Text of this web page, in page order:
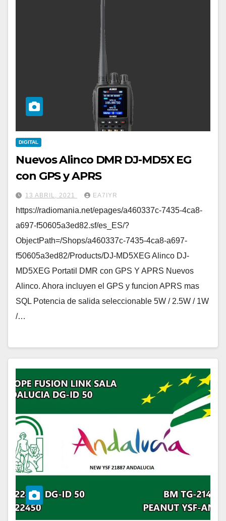
DIGITAL
Nuevos Alinco DMR DJ-MD5X EG
con GPS y APRS
13 ABRIL, 2021 EA7IYR
https://radiomania.net/epages/a460337c-7435-4ca8-
a697-f50605a3ed82.sf/es_ES/?
ObjectPath=/Shops/a460337c-7435-4ca8-a697-
f50605a3ed82/Products/DJ-MD5XEG Alinco DJ-
MD5XEG Portatil DMR con GPS Y APRS Nuevos
Alinco. Ahora incluyen el GPS y funcion APRS mas
SQL Potencia de salida seleccionable 5W / 2.5W / 1W
/…